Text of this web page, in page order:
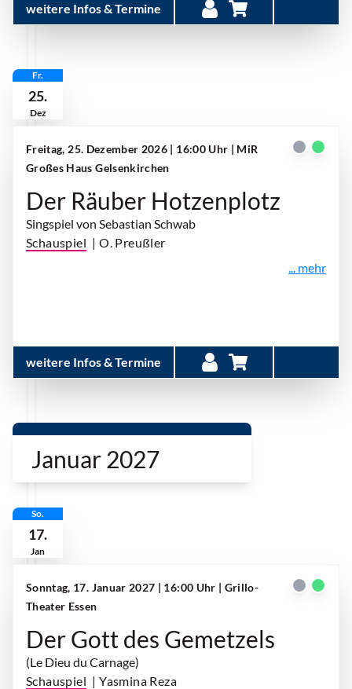
weitere Infos & Termine
Fr.
25.
Dez
Freitag, 25. Dezember 2026 | 16:00 Uhr | MiR
Großes Haus Gelsenkirchen
Der Räuber Hotzenplotz
Singspiel von Sebastian Schwab
Schauspiel | O. Preußler
... mehr
weitere Infos & Termine
Januar 2027
So.
17.
Jan
Sonntag, 17. Januar 2027 | 16:00 Uhr | Grillo-
Theater Essen
Der Gott des Gemetzels
(Le Dieu du Carnage)
Schauspiel | Yasmina Reza